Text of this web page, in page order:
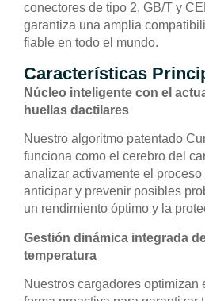
conectores de tipo 2, GB/T y
garantiza una amplia
fiable en todo el mundo.
Características
Núcleo inteligente con el
huellas dactilares
Nuestro algoritmo patentado
funciona como el cerebro del
analizar activamente el
anticipar y prevenir posibles
un rendimiento óptimo y la
Gestión dinámica integrada
temperatura
Nuestros cargadores optimizan